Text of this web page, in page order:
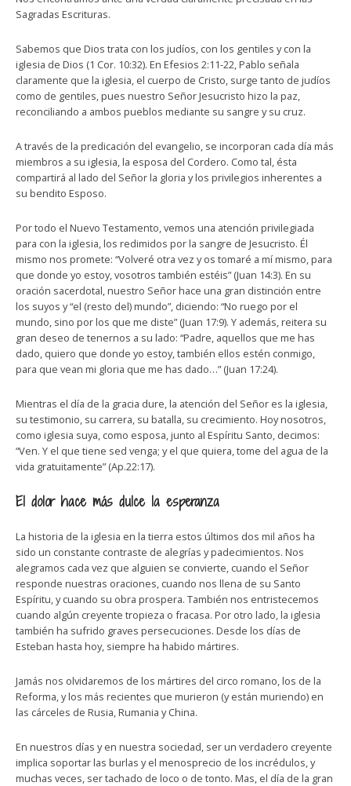
Sagradas Escrituras.
Sabemos que Dios trata con los judíos, con los gentiles y con la
iglesia de Dios (1 Cor. 10:32). En Efesios 2:11-22, Pablo señala
claramente que la iglesia, el cuerpo de Cristo, surge tanto de judíos
como de gentiles, pues nuestro Señor Jesucristo hizo la paz,
reconciliando a ambos pueblos mediante su sangre y su cruz.
A través de la predicación del evangelio, se incorporan cada día más
miembros a su iglesia, la esposa del Cordero. Como tal, ésta
compartirá al lado del Señor la gloria y los privilegios inherentes a
su bendito Esposo.
Por todo el Nuevo Testamento, vemos una atención privilegiada
para con la iglesia, los redimidos por la sangre de Jesucristo. Él
mismo nos promete: “Volveré otra vez y os tomaré a mí mismo, para
que donde yo estoy, vosotros también estéis” (Juan 14:3). En su
oración sacerdotal, nuestro Señor hace una gran distinción entre
los suyos y “el (resto del) mundo”, diciendo: “No ruego por el
mundo, sino por los que me diste” (Juan 17:9). Y además, reitera su
gran deseo de tenernos a su lado: “Padre, aquellos que me has
dado, quiero que donde yo estoy, también ellos estén conmigo,
para que vean mi gloria que me has dado…” (Juan 17:24).
Mientras el día de la gracia dure, la atención del Señor es la iglesia,
su testimonio, su carrera, su batalla, su crecimiento. Hoy nosotros,
como iglesia suya, como esposa, junto al Espíritu Santo, decimos:
“Ven. Y el que tiene sed venga; y el que quiera, tome del agua de la
vida gratuitamente” (Ap.22:17).
El dolor hace más dulce la esperanza
La historia de la iglesia en la tierra estos últimos dos mil años ha
sido un constante contraste de alegrías y padecimientos. Nos
alegramos cada vez que alguien se convierte, cuando el Señor
responde nuestras oraciones, cuando nos llena de su Santo
Espíritu, y cuando su obra prospera. También nos entristecemos
cuando algún creyente tropieza o fracasa. Por otro lado, la iglesia
también ha sufrido graves persecuciones. Desde los días de
Esteban hasta hoy, siempre ha habido mártires.
Jamás nos olvidaremos de los mártires del circo romano, los de la
Reforma, y los más recientes que murieron (y están muriendo) en
las cárceles de Rusia, Rumania y China.
En nuestros días y en nuestra sociedad, ser un verdadero creyente
implica soportar las burlas y el menosprecio de los incrédulos, y
muchas veces, ser tachado de loco o de tonto. Mas, el día de la gran